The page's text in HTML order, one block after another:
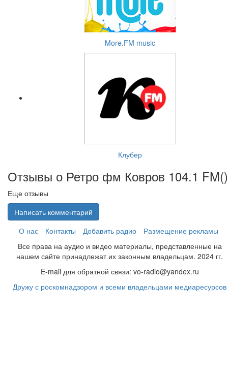
More.FM music
Клубер
Отзывы о Ретро фм Ковров 104.1 FM()
Еще отзывы
Написать комментарий
О нас
Контакты Добавить радио
Размещение рекламы
Все права на аудио и видео материалы, представленные на
нашем сайте принадлежат их законным владельцам. 2024 гг.
E-mail для обратной связи: vo-radio@yandex.ru
Дружу с роскомнадзором и всеми владельцами медиаресурсов